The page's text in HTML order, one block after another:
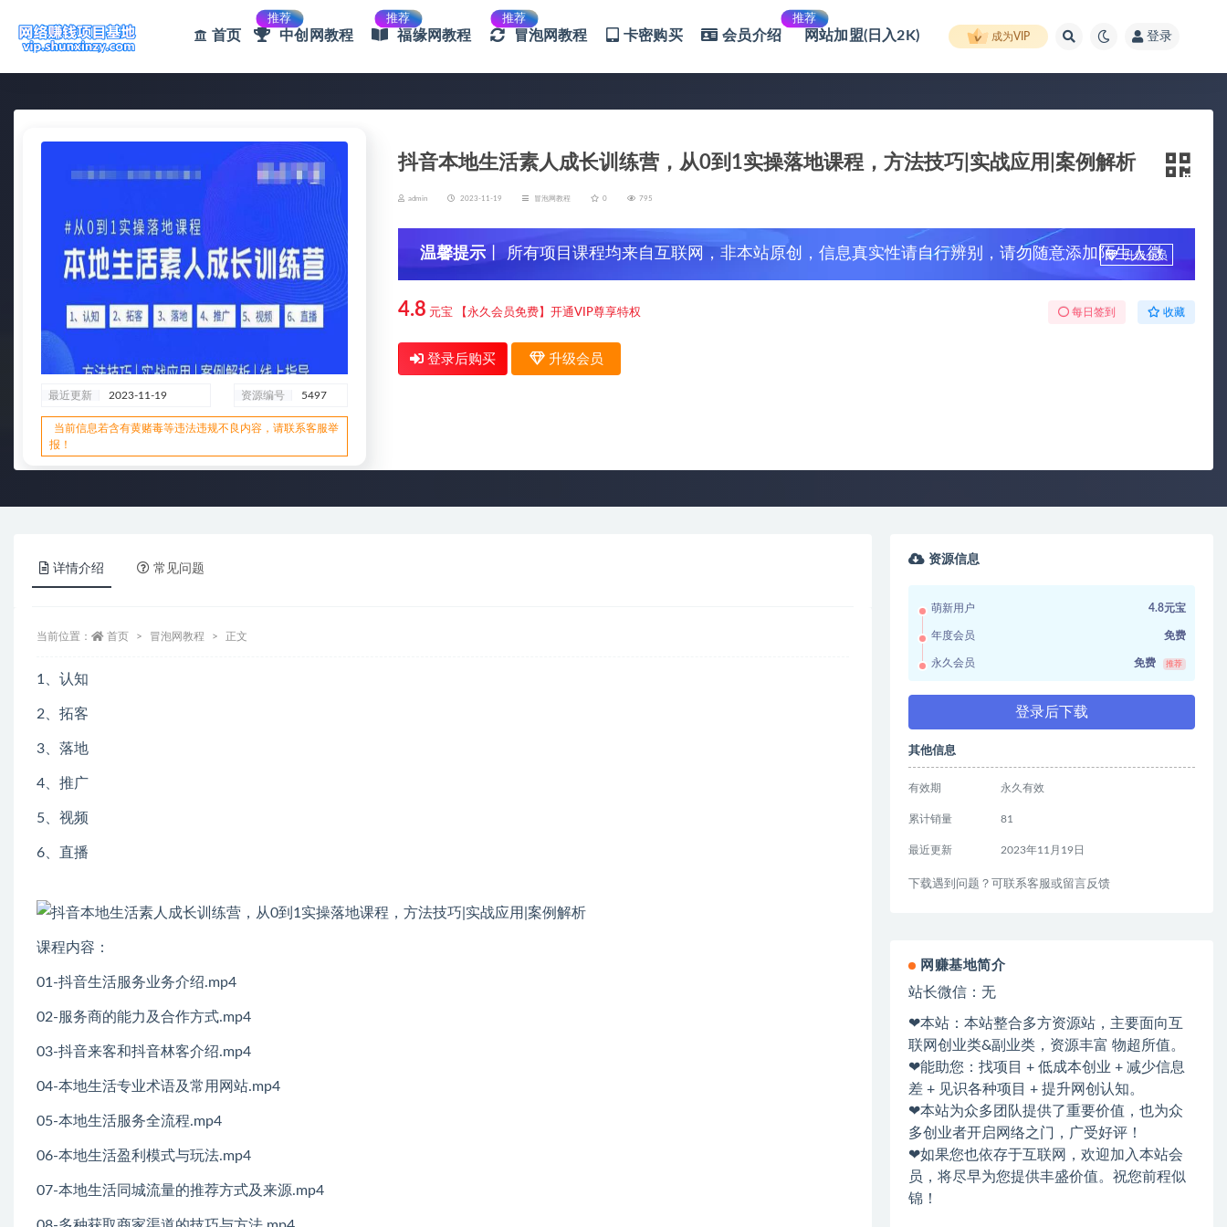
首页
推荐
中创网教程
推荐
福缘网教程
推荐
冒泡网教程 卡密购买 会员介绍
推荐
网站加盟(日入2K) 成为VIP 登录
最近更新 2023-11-19 资源编号 5497
当前信息若含有黄赌毒等违法违规不良内容，请联系客服举
报！
抖音本地生活素人成长训练营，从0到1实操落地课程，方法技巧|实战应用|案例解析
admin 2023-11-19 冒泡网教程 0 795
温馨提示 丨 所有项目课程均来自互联网，非本站原创，信息真实性请自行辨别，请勿随意添加陌生人微
信，谨防上当受骗！
升级会员
4.8 元宝 【永久会员免费】开通VIP尊享特权 每日签到 收藏
登录后购买 升级会员
详情介绍 常见问题
当前位置： 首页 冒泡网教程 正文
1、认知
2、拓客
3、落地
4、推广
5、视频
6、直播
课程内容：
01-抖音生活服务业务介绍.mp4
02-服务商的能力及合作方式.mp4
03-抖音来客和抖音林客介绍.mp4
04-本地生活专业术语及常用网站.mp4
05-本地生活服务全流程.mp4
06-本地生活盈利模式与玩法.mp4
07-本地生活同城流量的推荐方式及来源.mp4
资源信息
萌新用户 4.8元宝
年度会员 免费
永久会员 免费 推荐
登录后下载
其他信息
有效期 永久有效
累计销量 81
最近更新 2023年11月19日
下载遇到问题？可联系客服或留言反馈
网赚基地简介
站长微信：无
❤本站：本站整合多方资源站，主要面向互
联网创业类&副业类，资源丰富 物超所值。
❤能助您：找项目 + 低成本创业 + 减少信息
差 + 见识各种项目 + 提升网创认知。
❤本站为众多团队提供了重要价值，也为众
多创业者开启网络之门，广受好评！
❤如果您也依存于互联网，欢迎加入本站会
员，将尽早为您提供丰盛价值。祝您前程似
锦！